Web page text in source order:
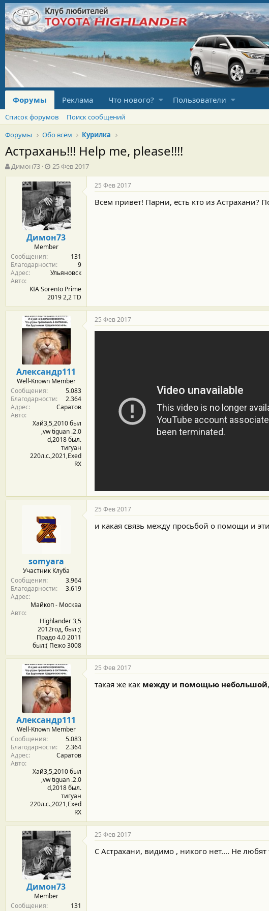
Форумы Реклама Что нового? Пользователи
Список форумов
Поиск сообщений
Форумы
Обо всём Курилка
Астрахань!!! Help me, please!!!!
А
в
Димон73
Д
а
т
а
н
а
ч
а
л
а
25 Фев 2017
Димон73
Member
Сообщения
131
Благодарности
9
Адрес
Ульяновск
Авто
KIA Sorento Prime
2019 2,2 TD
25 Фев 2017
Всем привет! Парни, есть кто из
Александр111
Well-Known Member
Сообщения
5.083
Благодарности
2.364
Адрес
Саратов
Авто
Хай3,5,2010 был
,vw tiguan .2.0
d,2018 был.
тигуан
220л.с.,2021,Exed
RX
25 Фев 2017
somyara
Участник Клуба
Сообщения
3.964
Благодарности
3.619
Адрес
Майкоп - Москва
Авто
Highlander 3,5
2012год, был ;(
Прадо 4.0 2011
был:( Пежо 3008
25 Фев 2017
и какая связь между просьбой о помощи и
Александр111
Well-Known Member
Сообщения
5.083
Благодарности
2.364
Адрес
Саратов
Авто
Хай3,5,2010 был
,vw tiguan .2.0
d,2018 был.
тигуан
220л.с.,2021,Exed
RX
25 Фев 2017
такая же как между и помощью небольшой
Димон73
Member
Сообщения
131
25 Фев 2017
С Астрахани, видимо , никого нет.... Не